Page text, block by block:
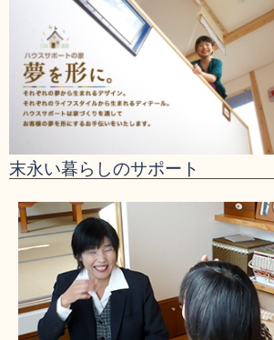
末永い暮らしのサポート